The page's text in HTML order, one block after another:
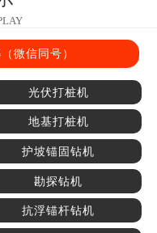
微信同号）
光伏打桩机
地基打桩机
护坡锚固钻机
勘探钻机
抗浮锚杆钻机